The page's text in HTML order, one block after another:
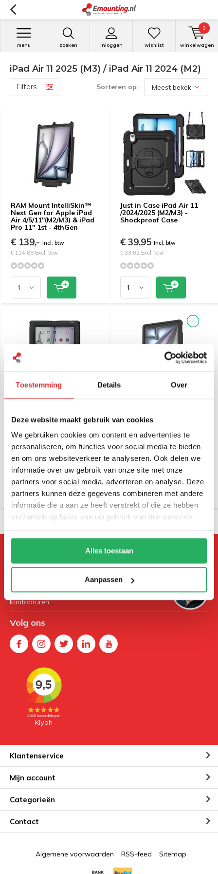
Toestemming Details Over
Deze website maakt gebruik van cookies
We gebruiken cookies om content en advertenties te
personaliseren, om functies voor social media te bieden
en om ons websiteverkeer te analyseren. Ook delen we
informatie over uw gebruik van onze site met onze
partners voor social media, adverteren en analyse. Deze
partners kunnen deze gegevens combineren met andere
informatie die u aan ze heeft verstrekt of die ze hebben
verzameld op basis van uw gebruik van hun services.
Alles toestaan
Aanpassen
zoeken inloggen
menu wishlist winkelwagen
0
iPad Air 11 2025 (M3) / iPad Air 11 2024 (M2)
Filters Sorteren op:
RAM Mount IntelliSkin™
Next Gen for Apple iPad
Air 4/5/11"(M2/M3) & iPad
Pro 11" 1st - 4thGen
€ 139,- Incl. btw
€ 114,88 Excl. btw
Just in Case iPad Air 11
/2024/2025 (M2/M3) -
Shockproof Case
€ 39,95 Incl. btw
€ 33,02 Excl. btw
kleurkeuze
€ 259,-
€ 214,05 Excl. btw
(M2) (Achterste Pogo
achterkant)
€ 169,-Incl. btw
€ 139,67 Excl. btw
Heeft u vragen, of advies nodig?
Neem gerust contact met ons
Stuur ons een e-mail of bel tijdens
kantooruren.
Volg ons
Klantenservice
Mijn account
Categorieën
Contact
Algemene voorwaarden RSS-feed Sitemap